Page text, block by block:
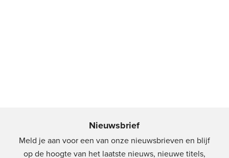
Nieuwsbrief
Meld je aan voor een van onze nieuwsbrieven en blijf
op de hoogte van het laatste nieuws, nieuwe titels,